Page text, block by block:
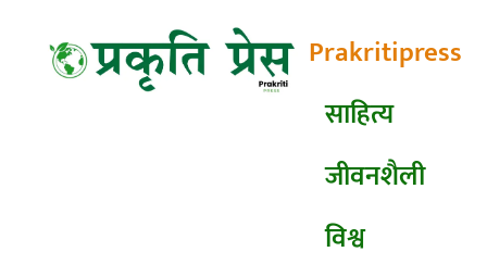
Prakritipress
साहित्य
जीवनशैली
विश्व